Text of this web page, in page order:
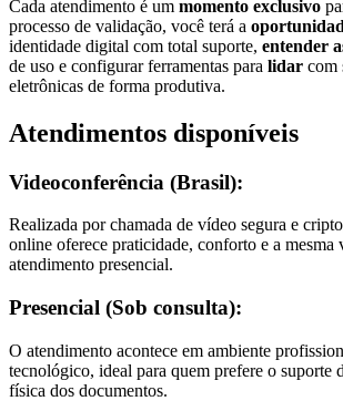
Cada atendimento é um momento exclusivo
processo de validação, você terá a
identidade digital com total suporte, entender
de uso e configurar ferramentas para lidar com
eletrônicas de forma produtiva.
Atendimentos disponíveis
Videoconferência (Brasil):
Realizada por chamada de vídeo segura e
online oferece praticidade, conforto e a
atendimento presencial.
Presencial (Sob consulta):
O atendimento acontece em ambiente
tecnológico, ideal para quem prefere o suporte
física dos documentos.